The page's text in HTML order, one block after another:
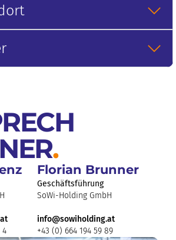
.
4
Florian Brunner
Geschäftsführung
SoWi-Holding GmbH
info@sowiholding.at
+43 (0) 664 194 59 89